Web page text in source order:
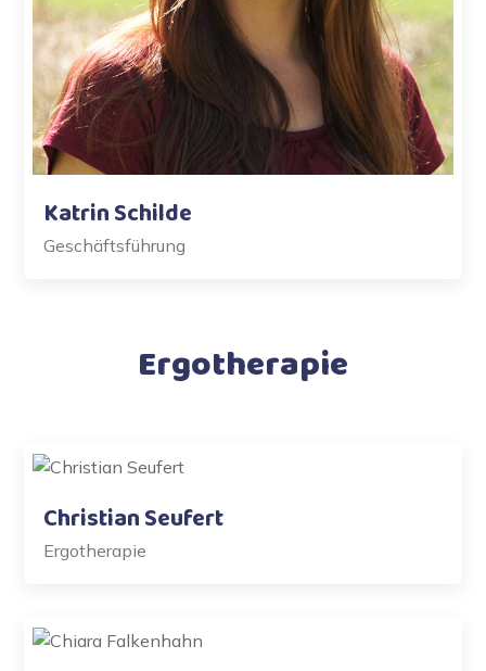
Katrin Schilde
Geschäftsführung
Ergotherapie
Christian Seufert
Ergotherapie